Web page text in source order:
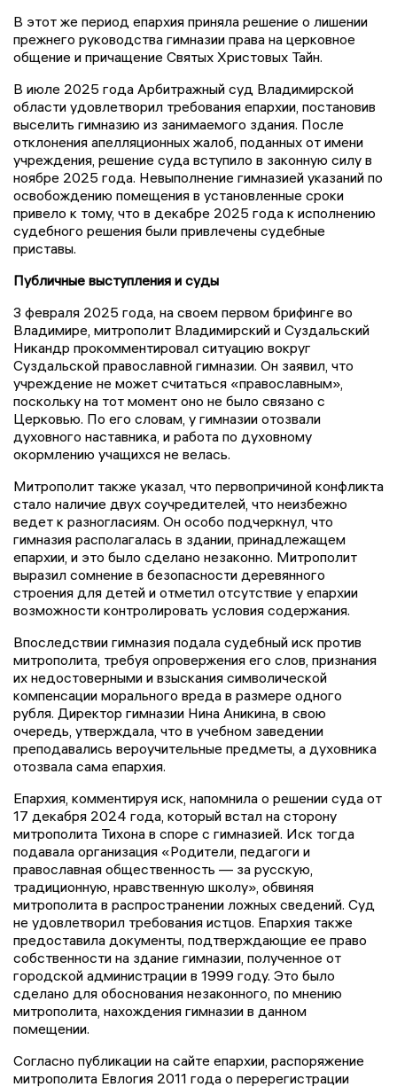
В этот же период епархия приняла решение о лишении
прежнего руководства гимназии права на церковное
общение и причащение Святых Христовых Тайн.
В июле 2025 года Арбитражный суд Владимирской
области удовлетворил требования епархии, постановив
выселить гимназию из занимаемого здания. После
отклонения апелляционных жалоб, поданных от имени
учреждения, решение суда вступило в законную силу в
ноябре 2025 года. Невыполнение гимназией указаний по
освобождению помещения в установленные сроки
привело к тому, что в декабре 2025 года к исполнению
судебного решения были привлечены судебные
приставы.
Публичные выступления и суды
3 февраля 2025 года, на своем первом брифинге во
Владимире, митрополит Владимирский и Суздальский
Никандр прокомментировал ситуацию вокруг
Суздальской православной гимназии. Он заявил, что
учреждение не может считаться «православным»,
поскольку на тот момент оно не было связано с
Церковью. По его словам, у гимназии отозвали
духовного наставника, и работа по духовному
окормлению учащихся не велась.
Митрополит также указал, что первопричиной конфликта
стало наличие двух соучредителей, что неизбежно
ведет к разногласиям. Он особо подчеркнул, что
гимназия располагалась в здании, принадлежащем
епархии, и это было сделано незаконно. Митрополит
выразил сомнение в безопасности деревянного
строения для детей и отметил отсутствие у епархии
возможности контролировать условия содержания.
Впоследствии гимназия подала судебный иск против
митрополита, требуя опровержения его слов, признания
их недостоверными и взыскания символической
компенсации морального вреда в размере одного
рубля. Директор гимназии Нина Аникина, в свою
очередь, утверждала, что в учебном заведении
преподавались вероучительные предметы, а духовника
отозвала сама епархия.
Епархия, комментируя иск, напомнила о решении суда от
17 декабря 2024 года, который встал на сторону
митрополита Тихона в споре с гимназией. Иск тогда
подавала организация «Родители, педагоги и
православная общественность — за русскую,
традиционную, нравственную школу», обвиняя
митрополита в распространении ложных сведений. Суд
не удовлетворил требования истцов. Епархия также
предоставила документы, подтверждающие ее право
собственности на здание гимназии, полученное от
городской администрации в 1999 году. Это было
сделано для обоснования незаконного, по мнению
митрополита, нахождения гимназии в данном
помещении.
Согласно публикации на сайте епархии, распоряжение
митрополита Евлогия 2011 года о перерегистрации